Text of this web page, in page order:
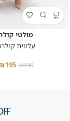
מולטי קולר
עלונית
₪390
₪195